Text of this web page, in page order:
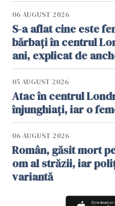
06 AUGUST 2026
S-a aflat cine este
bărbați în centrul
ani, explicat de
05 AUGUST 2026
Atac în centrul
înjunghiați, iar o
06 AUGUST 2026
Român, găsit mort
om al străzii, iar
variantă